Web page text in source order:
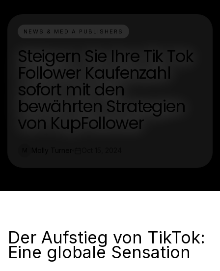
NEWS & MEDIA PUBLISHERS
Steigern Sie Ihre Tik Tok
Follower Kaufenzahl
sofort mit den
bewährten Strategien
von KupFollower
Der Aufstieg von TikTok:
Eine globale Sensation